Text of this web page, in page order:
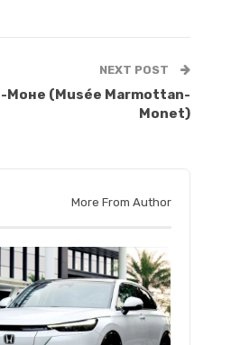
NEXT POST
Моне (Musée Marmottan-
Monet)
More From Author